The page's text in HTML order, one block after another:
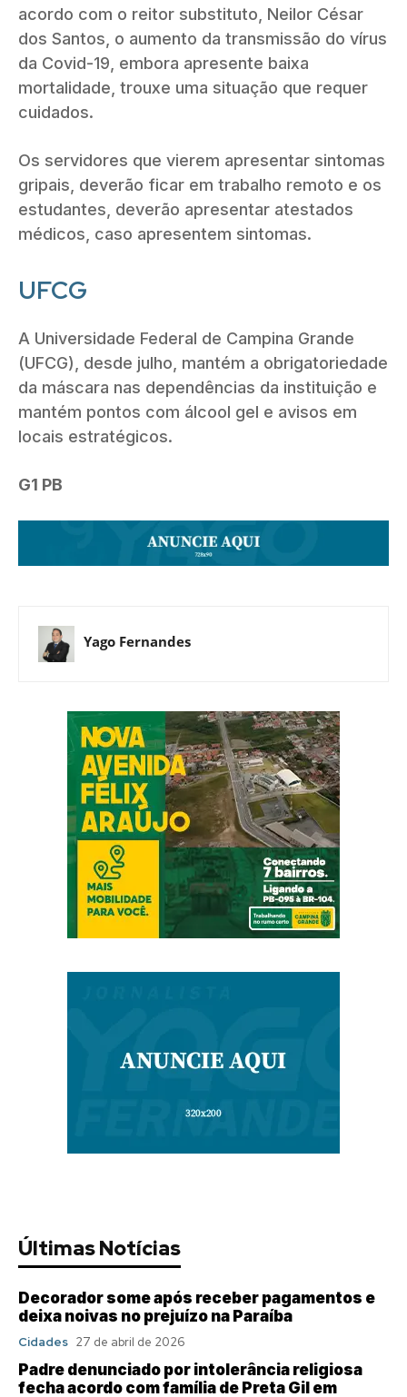
acordo com o reitor substituto, Neilor César
dos Santos, o aumento da transmissão do vírus
da Covid-19, embora apresente baixa
mortalidade, trouxe uma situação que requer
cuidados.
Os servidores que vierem apresentar sintomas
gripais, deverão ficar em trabalho remoto e os
estudantes, deverão apresentar atestados
médicos, caso apresentem sintomas.
UFCG
A Universidade Federal de Campina Grande
(UFCG), desde julho, mantém a obrigatoriedade
da máscara nas dependências da instituição e
mantém pontos com álcool gel e avisos em
locais estratégicos.
G1 PB
Yago Fernandes
Últimas Notícias
Decorador some após receber pagamentos e
deixa noivas no prejuízo na Paraíba
Cidades 27 de abril de 2026
Padre denunciado por intolerância religiosa
fecha acordo com família de Preta Gil em